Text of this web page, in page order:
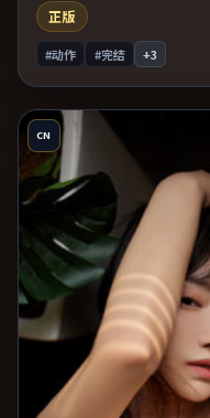
正版
#动作 #完结 +3
CN